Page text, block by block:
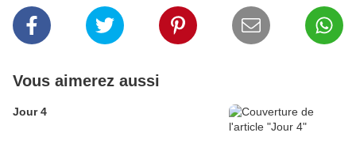
Vous aimerez aussi
Jour 4